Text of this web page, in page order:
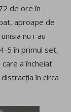
de ore în
aproape de
nu i-au
5 în primul set,
care a încheiat
în circa